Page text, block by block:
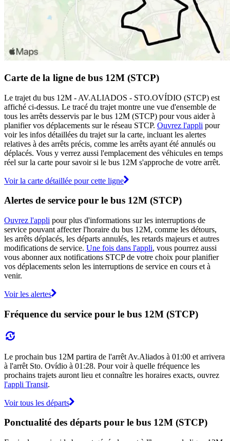
Carte de la ligne de bus 12M (STCP)
Le trajet du bus 12M - AV.ALIADOS - STO.OVÍDIO (STCP) est
affiché ci-dessus. Le tracé du trajet montre une vue d'ensemble de
tous les arrêts desservis par le bus 12M (STCP) pour vous aider à
planifier vos déplacements sur le réseau STCP. Ouvrez l'appli pour
voir les infos détaillées du trajet sur la carte, incluant les alertes
relatives à des arrêts précis, comme les arrêts ayant été annulés ou
déplacés. Vous y verrez aussi l'emplacement des véhicules en temps
réel sur la carte pour savoir si le bus 12M s'approche de votre arrêt.
Voir la carte détaillée pour cette ligne
Alertes de service pour le bus 12M (STCP)
Ouvrez l'appli pour plus d'informations sur les interruptions de
service pouvant affecter l'horaire du bus 12M, comme les détours,
les arrêts déplacés, les départs annulés, les retards majeurs et autres
modifications de service. Une fois dans l'appli, vous pourrez aussi
vous abonner aux notifications STCP de votre choix pour planifier
vos déplacements selon les interruptions de service en cours et à
venir.
Voir les alertes
Fréquence du service pour le bus 12M (STCP)
Le prochain bus 12M partira de l'arrêt Av.Aliados à 01:00 et arrivera
à l'arrêt Sto. Ovídio à 01:28. Pour voir à quelle fréquence les
prochains trajets auront lieu et connaître les horaires exacts, ouvrez
l'appli Transit.
Voir tous les départs
Ponctualité des départs pour le bus 12M (STCP)